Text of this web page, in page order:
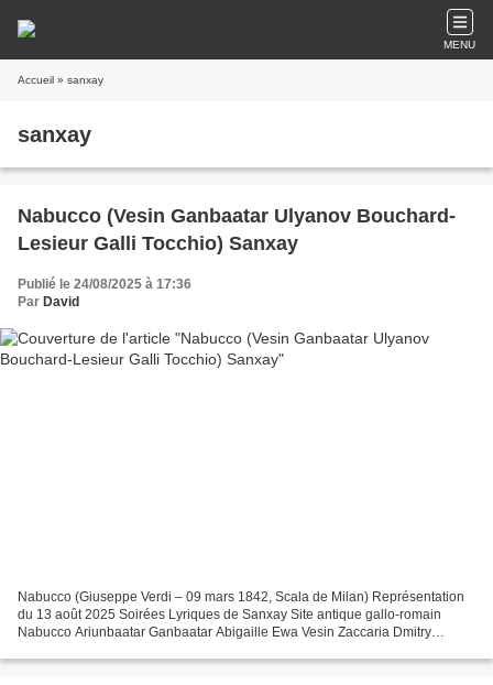
MENU
Accueil » sanxay
sanxay
Nabucco (Vesin Ganbaatar Ulyanov Bouchard-
Lesieur Galli Tocchio) Sanxay
Publié le 24/08/2025 à 17:36
Par David
Nabucco (Giuseppe Verdi – 09 mars 1842, Scala de Milan) Représentation
du 13 août 2025 Soirées Lyriques de Sanxay Site antique gallo-romain
Nabucco Ariunbaatar Ganbaatar Abigaille Ewa Vesin Zaccaria Dmitry